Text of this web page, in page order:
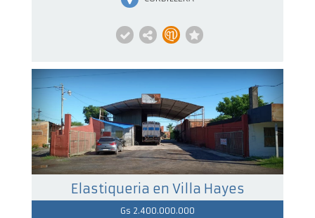
Elastiqueria en Villa Hayes
Gs 2.400.000.000